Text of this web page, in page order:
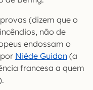
(dizem que o
não de
endossam o
Niède Guidon (a
francesa a quem